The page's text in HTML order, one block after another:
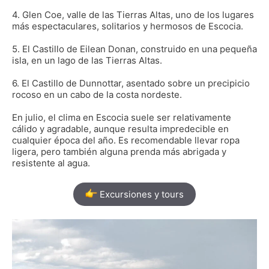
4. Glen Coe, valle de las Tierras Altas, uno de los lugares
más espectaculares, solitarios y hermosos de Escocia.
5. El Castillo de Eilean Donan, construido en una pequeña
isla, en un lago de las Tierras Altas.
6. El Castillo de Dunnottar, asentado sobre un precipicio
rocoso en un cabo de la costa nordeste.
En julio, el clima en Escocia suele ser relativamente
cálido y agradable, aunque resulta impredecible en
cualquier época del año. Es recomendable llevar ropa
ligera, pero también alguna prenda más abrigada y
resistente al agua.
Excursiones y tours